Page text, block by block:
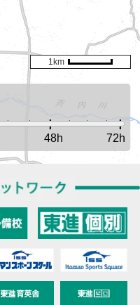
48h 72h
1km